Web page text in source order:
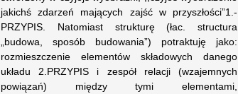
jakichś zdarzeń mających zajść w przyszłości”1.-
PRZYPIS. Natomiast strukturę (łac. structura
„budowa, sposób budowania”) potraktuję jako:
rozmieszczenie elementów składowych danego
układu 2.PRZYPIS i zespół relacji (wzajemnych
powiązań) między tymi elementami,